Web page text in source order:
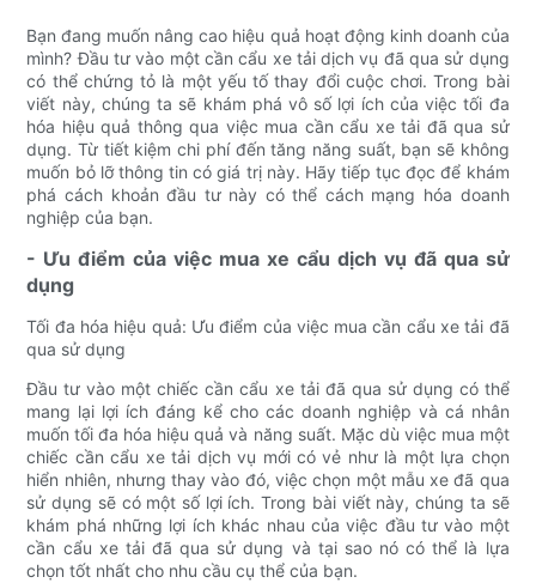
Bạn đang muốn nâng cao hiệu quả hoạt động kinh doanh của
mình? Đầu tư vào một cần cẩu xe tải dịch vụ đã qua sử dụng
có thể chứng tỏ là một yếu tố thay đổi cuộc chơi. Trong bài
viết này, chúng ta sẽ khám phá vô số lợi ích của việc tối đa
hóa hiệu quả thông qua việc mua cần cẩu xe tải đã qua sử
dụng. Từ tiết kiệm chi phí đến tăng năng suất, bạn sẽ không
muốn bỏ lỡ thông tin có giá trị này. Hãy tiếp tục đọc để khám
phá cách khoản đầu tư này có thể cách mạng hóa doanh
nghiệp của bạn.
- Ưu điểm của việc mua xe cẩu dịch vụ đã qua sử
dụng
Tối đa hóa hiệu quả: Ưu điểm của việc mua cần cẩu xe tải đã
qua sử dụng
Đầu tư vào một chiếc cần cẩu xe tải đã qua sử dụng có thể
mang lại lợi ích đáng kể cho các doanh nghiệp và cá nhân
muốn tối đa hóa hiệu quả và năng suất. Mặc dù việc mua một
chiếc cần cẩu xe tải dịch vụ mới có vẻ như là một lựa chọn
hiển nhiên, nhưng thay vào đó, việc chọn một mẫu xe đã qua
sử dụng sẽ có một số lợi ích. Trong bài viết này, chúng ta sẽ
khám phá những lợi ích khác nhau của việc đầu tư vào một
cần cẩu xe tải đã qua sử dụng và tại sao nó có thể là lựa
chọn tốt nhất cho nhu cầu cụ thể của bạn.